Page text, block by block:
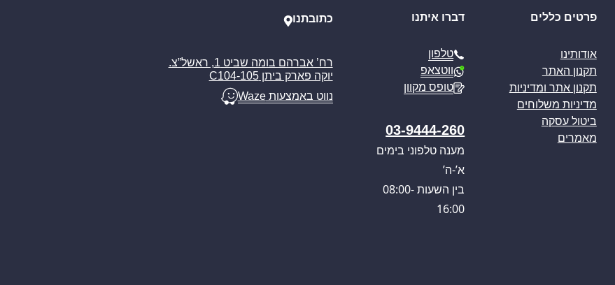
פרטים כללים
אודותינו
תקנון האתר
תקנון אתר ומדיניות
מדיניות משלוחים
ביטול עסקה
מאמרים
דברו איתנו
טלפון
ווטצאפ
טופס מקוון
03-9444-260
מענה טלפוני בימים
א’-ה’
בין השעות 08:00-
16:00
כתובתנו
רח’ אברהם בומה שביט 1, ראשל”צ.
יוקה פארק ביתן C104-105
נווט באמצעות Waze